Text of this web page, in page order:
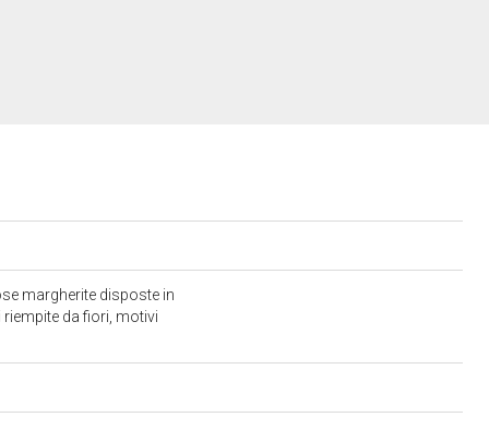
margherite disposte in
da fiori, motivi